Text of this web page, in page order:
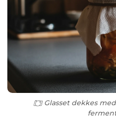
Glasset dekkes